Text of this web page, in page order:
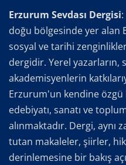
Erzurum Sevdası Dergisi
doğu bölgesinde yer
sosyal ve tarihi
dergidir. Yerel yazarların,
akademisyenlerin
Erzurum'un kendine
edebiyatı, sanatı ve
alınmaktadır. Dergi, aynı
tutan makaleler, şiirler,
derinlemesine bir bakış